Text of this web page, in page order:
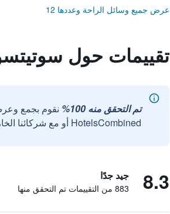
عرض جميع وسائل الراحة وعددها 12
تقييمات حول
تم التحقق منه 100%
نقوم بجمع
HotelsCombined أو مع شركائنا الخارجيين الموثوقين.
8.3 جيد جدًا
883 من التقييمات تم التحقق منها